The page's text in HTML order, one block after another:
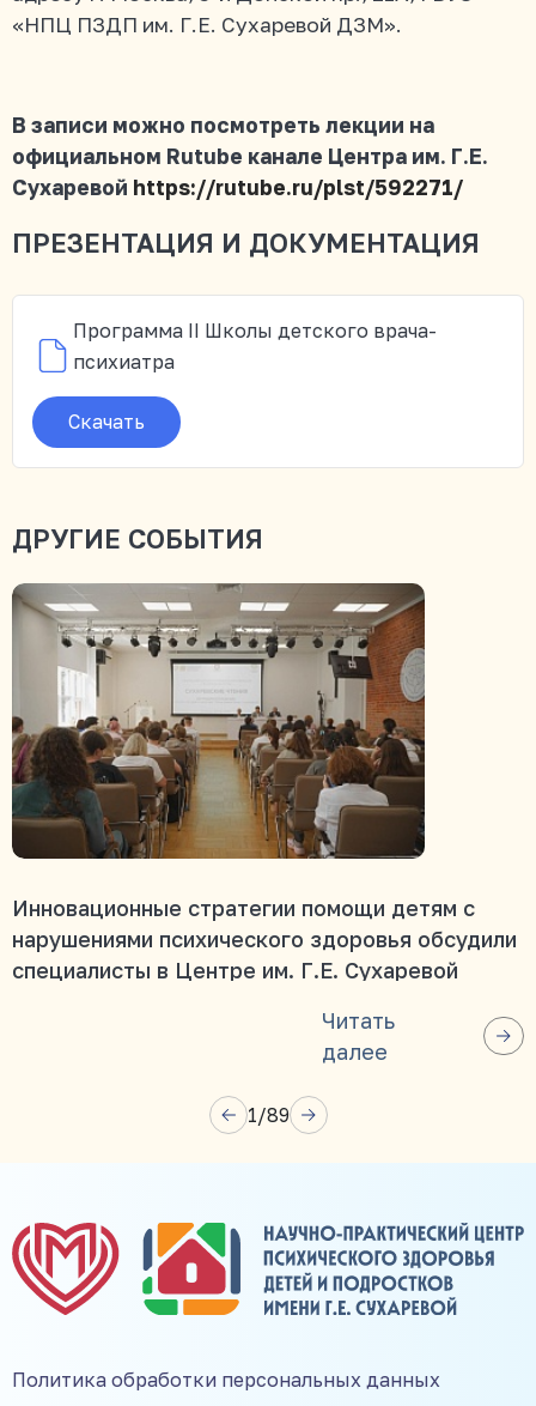
«НПЦ ПЗДП им. Г.Е. Сухаревой ДЗМ».
В записи можно посмотреть лекции на
официальном Rutube канале Центра им. Г.Е.
Сухаревой https://rutube.ru/plst/592271/
ПРЕЗЕНТАЦИЯ И ДОКУМЕНТАЦИЯ
Программа II Школы детского врача-
психиатра
Скачать
ДРУГИЕ СОБЫТИЯ
Инновационные стратегии помощи детям с
нарушениями психического здоровья обсудили
специалисты в Центре им. Г.Е. Сухаревой
Читать
далее
1/89
Политика обработки персональных данных